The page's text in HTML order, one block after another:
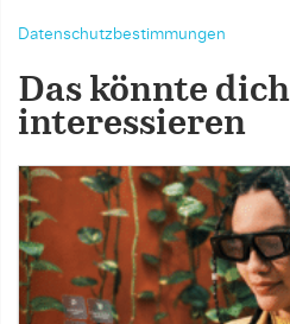
Datenschutzbestimmungen
Das könnte
interessieren